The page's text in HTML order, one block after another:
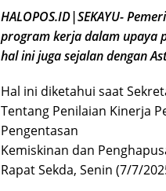
HALOPOS.ID|SEKAYU-
program kerja dalam upaya
hal ini juga sejalan dengan
Hal ini diketahui saat
Tentang Penilaian Kinerja
Pengentasan
Kemiskinan dan
Rapat Sekda, Senin (7/7/